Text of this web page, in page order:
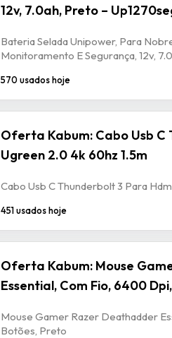
12v, 7.0ah, Preto –
Bateria Selada Unipower, Para
Monitoramento E Segurança, 12v,
570 usados hoje
Oferta Kabum: Cabo Usb
Ugreen 2.0 4k 60hz 1.5m
Cabo Usb C Thunderbolt 3 Para
451 usados hoje
Oferta Kabum: Mouse
Essential, Com Fio, 6400
Mouse Gamer Razer Deathadder
Botões, Preto